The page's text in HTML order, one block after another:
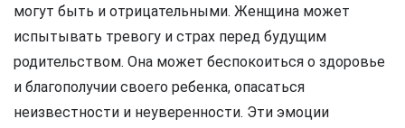
могут быть и отрицательными. Женщина может
испытывать тревогу и страх перед будущим
родительством. Она может беспокоиться о здоровье
и благополучии своего ребенка, опасаться
неизвестности и неуверенности. Эти эмоции